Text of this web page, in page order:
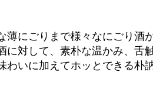
にごりまで様々なにごり酒
対して、素朴な温かみ、舌
いに加えてホッとできる朴